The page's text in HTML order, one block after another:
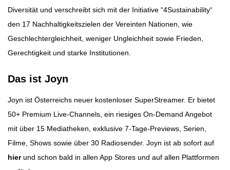
Diversität und verschreibt sich mit der Initiative “4Sustainability“
den 17 Nachhaltigkeitszielen der Vereinten Nationen, wie
Geschlechtergleichheit, weniger Ungleichheit sowie Frieden,
Gerechtigkeit und starke Institutionen.
Das ist Joyn
Joyn ist Österreichs neuer kostenloser SuperStreamer. Er bietet
50+ Premium Live-Channels, ein riesiges On-Demand Angebot
mit über 15 Mediatheken, exklusive 7-Tage-Previews, Serien,
Filme, Shows sowie über 30 Radiosender. Joyn ist ab sofort auf
hierund schon bald in allen App Stores und auf allen Plattformen